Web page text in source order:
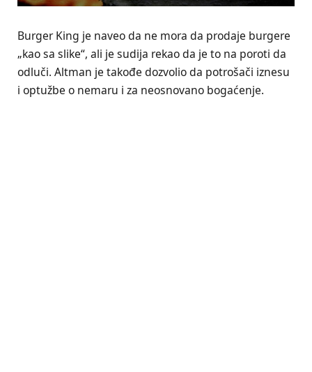
Burger King je naveo da ne mora da prodaje burgere
„kao sa slike“, ali je sudija rekao da je to na poroti da
odluči. Altman je takođe dozvolio da potrošači iznesu
i optužbe o nemaru i za neosnovano bogaćenje.